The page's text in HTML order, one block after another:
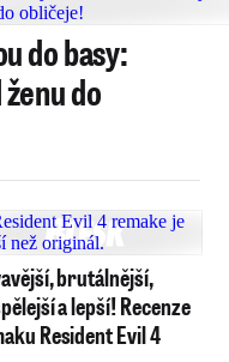
do basy:
do
brutálnější,
a lepší! Recenze
Resident Evil 4